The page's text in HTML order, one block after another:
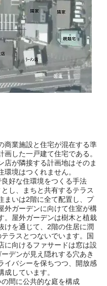
商業施設と住宅が混在する準
画した一戸建て住宅である。
店が隣接する計画地はそのま
環境はつくれません。
好な住環境をつくる手法
し、まちと共有するテラス
まいは2階に全て配置し、プ
外ガーデンに向けて住室が構
。屋外ガーデンは樹木と植栽
けを通じて、2階の住居に潤
ラスとつないでいます。国
に向けるファサードは窓は設
デンが見え隠れする穴あき
イバシーを保ちつつ、開放感
成しています。
間に公共的な庭を構成